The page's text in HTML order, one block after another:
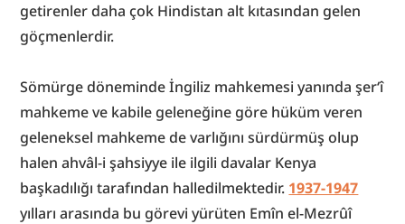
getirenler daha çok Hindistan alt kıtasından gelen
göçmenlerdir.
Sömürge döneminde İngiliz mahkemesi yanında şer‘î
mahkeme ve kabile geleneğine göre hüküm veren
geleneksel mahkeme de varlığını sürdürmüş olup
halen ahvâl-i şahsiyye ile ilgili davalar Kenya
başkadılığı tarafından halledilmektedir. 1937-1947
yılları arasında bu görevi yürüten Emîn el-Mezrûî